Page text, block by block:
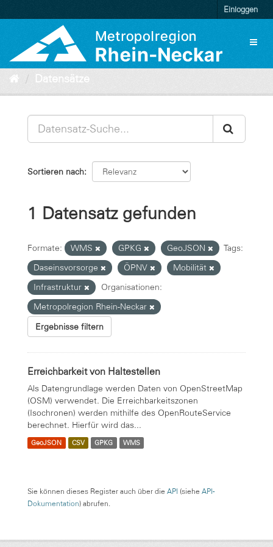
zum
Einloggen
Datensätze
Sortieren nach
1 Datensatz gefunden
Formate: WMS GPKG GeoJSON
Tags:
Daseinsvorsorge
ÖPNV
Mobilität
Infrastruktur
Organisationen:
Metropolregion Rhein-Neckar
Ergebnisse filtern
Erreichbarkeit von Haltestellen
Als Datengrundlage werden Daten von OpenStreetMap
(OSM) verwendet. Die Erreichbarkeitszonen
(Isochronen) werden mithilfe des OpenRouteService
berechnet. Hierfür wird das...
GeoJSON CSV GPKG WMS
Sie können dieses Register auch über die API (siehe API-
Dokumentation) abrufen.